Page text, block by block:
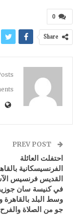
0
Share
احتفلت العائلة
الفرنسيسكانية
القديس فرنسيس
في كنيسة سان
وسط البلد
جو من الصلاة